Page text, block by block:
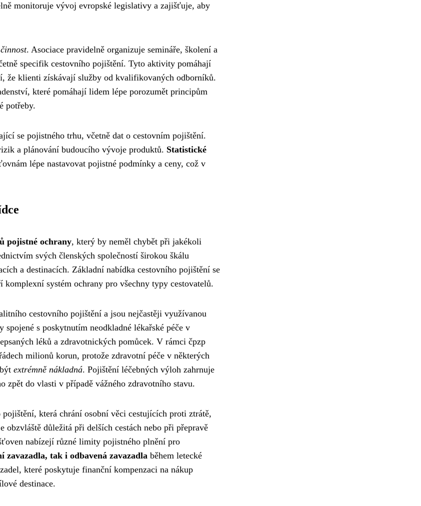
monitoruje vývoj evropské legislativy a zajišťuje, aby
. Asociace pravidelně organizuje semináře, školení a
specifik cestovního pojištění. Tyto aktivity pomáhají
že klienti získávají služby od kvalifikovaných odborníků.
které pomáhají lidem lépe porozumět principům
potřeby.
se pojistného trhu, včetně dat o cestovním pojištění.
a plánování budoucího vývoje produktů. Statistické
lépe nastavovat pojistné podmínky a ceny, což v
pojistné ochrany, který by neměl chybět při jakékoli
svých členských společností širokou škálu
a destinacích. Základní nabídka cestovního pojištění se
systém ochrany pro všechny typy cestovatelů.
cestovního pojištění a jsou nejčastěji využívanou
s poskytnutím neodkladné lékařské péče v
léků a zdravotnických pomůcek. V rámci čpzp
milionů korun, protože zdravotní péče v některých
extrémně nákladná. Pojištění léčebných výloh zahrnuje
zpět do vlasti v případě vážného zdravotního stavu.
která chrání osobní věci cestujících proti ztrátě,
obzvláště důležitá při delších cestách nebo při přepravě
nabízejí různé limity pojistného plnění pro
tak i odbavená zavazadla během letecké
které poskytuje finanční kompenzaci na nákup
destinace.